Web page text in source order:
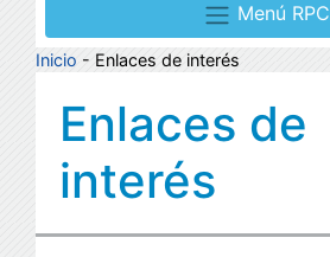
Menú RPC
Inicio - Enlaces de interés
Enlaces de
interés